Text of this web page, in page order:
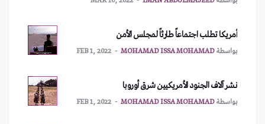
أمريكا تطلب اجتماعاً طارئاً لمجلس الأمن
بواسطةMOHAMAD ISSA MOHAMAD
FEB 1, 2022
نشر آلاف الجنود الأمريكيين شرق أوروبا
بواسطةMOHAMAD ISSA MOHAMAD
FEB 1, 2022